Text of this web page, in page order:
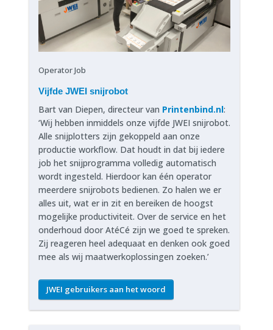
Operator Job
Vijfde JWEI snijrobot
Bart van Diepen, directeur van Printenbind.nl:
‘Wij hebben inmiddels onze vijfde JWEI snijrobot.
Alle snijplotters zijn gekoppeld aan onze
productie workflow. Dat houdt in dat bij iedere
job het snijprogramma volledig automatisch
wordt ingesteld. Hierdoor kan één operator
meerdere snijrobots bedienen. Zo halen we er
alles uit, wat er in zit en bereiken de hoogst
mogelijke productiviteit. Over de service en het
onderhoud door AtéCé zijn we goed te spreken.
Zij reageren heel adequaat en denken ook goed
mee als wij maatwerkoplossingen zoeken.’
JWEI gebruikers aan het woord